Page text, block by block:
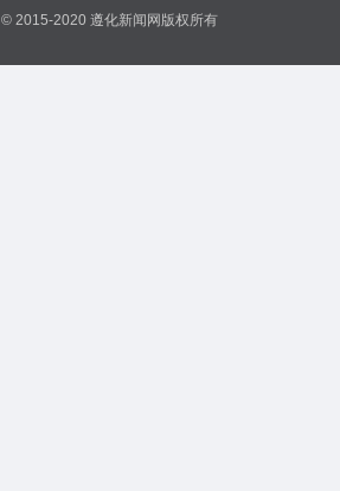
© 2015-2020 遵化新闻网版权所有